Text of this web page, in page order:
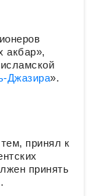
акбар»,
Джазира».
принял к
принять